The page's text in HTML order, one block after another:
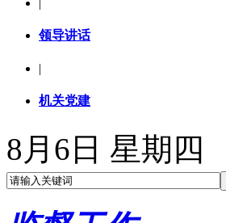
领导讲话
|
机关党建
8月6日 星期四